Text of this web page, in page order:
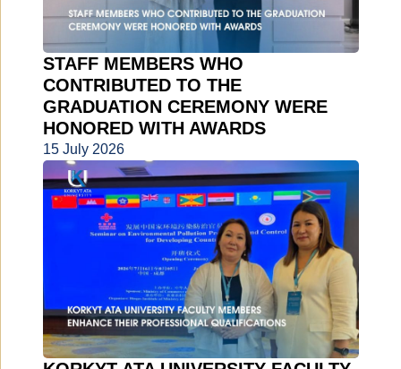
STAFF MEMBERS WHO
CONTRIBUTED TO THE
GRADUATION CEREMONY WERE
HONORED WITH AWARDS
15 July 2026